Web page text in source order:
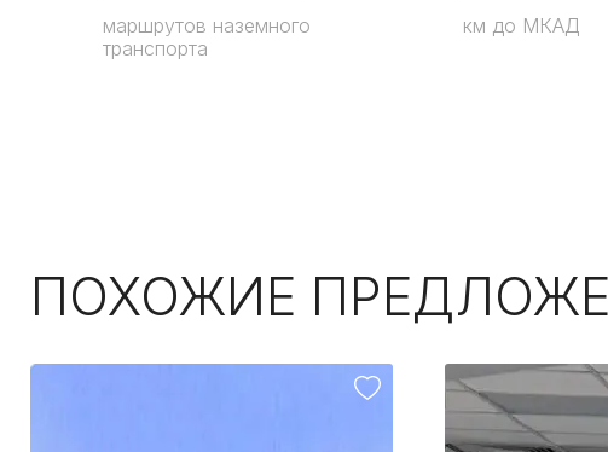
маршрутов наземного
транспорта
км до МКАД
ПОХОЖИЕ